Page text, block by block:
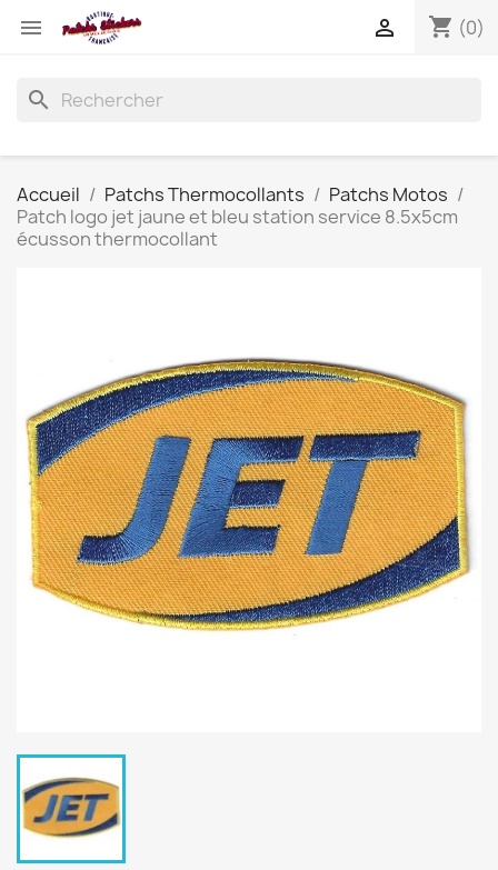
 shopping_cart (0)

search
Accueil Patchs Thermocollants
Patchs Motos
Patch logo jet jaune et bleu station service 8.5x5cm
écusson thermocollant